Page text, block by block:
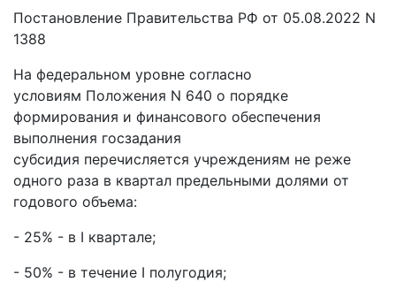
Постановление Правительства РФ от 05.08.2022 N
1388
На федеральном уровне согласно
условиям Положения N 640 о порядке
формирования и финансового обеспечения
выполнения госзадания
субсидия перечисляется учреждениям не реже
одного раза в квартал предельными долями от
годового объема:
- 25% - в I квартале;
- 50% - в течение I полугодия;